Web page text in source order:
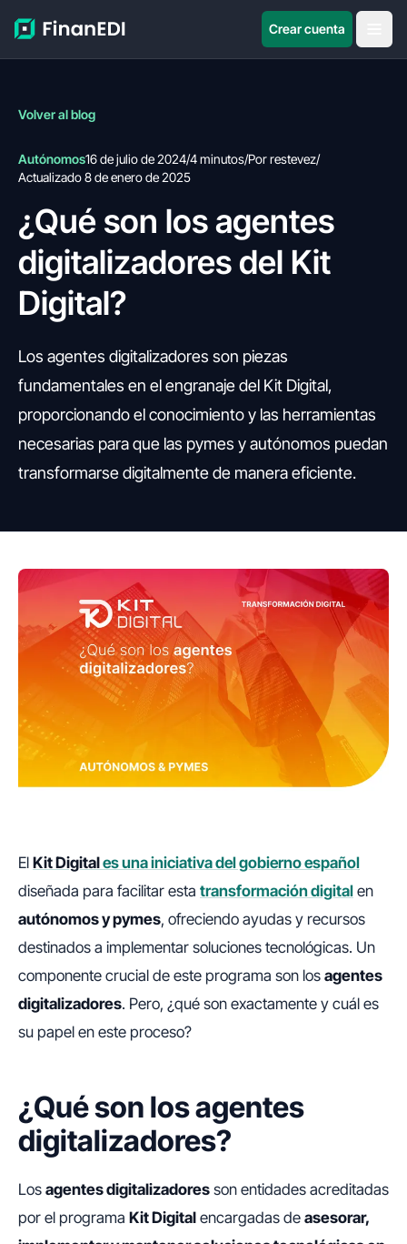
Crear cuenta
Volver al blog
Autónomos16 de julio de 2024/4 minutos/Por restevez/
Actualizado 8 de enero de 2025
¿Qué son los agentes
digitalizadores del Kit
Digital?
Los agentes digitalizadores son piezas
fundamentales en el engranaje del Kit Digital,
proporcionando el conocimiento y las herramientas
necesarias para que las pymes y autónomos puedan
transformarse digitalmente de manera eficiente.
El Kit Digitales una iniciativa del gobierno español
diseñada para facilitar esta transformación digital en
autónomos y pymes, ofreciendo ayudas y recursos
destinados a implementar soluciones tecnológicas. Un
componente crucial de este programa son los agentes
digitalizadores. Pero, ¿qué son exactamente y cuál es
su papel en este proceso?
¿Qué son los agentes
digitalizadores?
Los agentes digitalizadores son entidades acreditadas
por el programa Kit Digital encargadas de asesorar,